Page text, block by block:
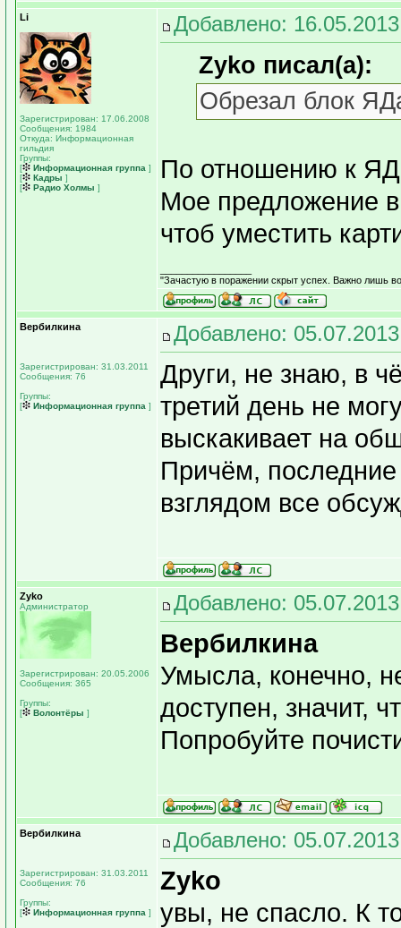
Li
Зарегистрирован: 17.06.2008
Сообщения: 1984
Откуда: Информационная
гильдия
Группы:
[
Информационная группа ]
[
Кадры ]
[
Радио Холмы ]
Добавлено:
Zyko писал(а):
Обрезал блок
По отношению к
Мое предложение
чтоб уместить
"Зачастую в поражении скрыт успех. Важно лишь
Вербилкина
Зарегистрирован: 31.03.2011
Сообщения: 76
Группы:
[
Информационная группа ]
Добавлено:
Други, не знаю, в
третий день не
выскакивает на
Причём, последние
взглядом все
Zyko
Администратор
Зарегистрирован: 20.05.2006
Сообщения: 365
Группы:
[
Волонтёры ]
Добавлено:
Вербилкина
Умысла, конечно,
доступен, значит,
Попробуйте
Вербилкина
Зарегистрирован: 31.03.2011
Сообщения: 76
Группы:
[
Информационная группа ]
Добавлено:
Zyko
увы, не спасло. К